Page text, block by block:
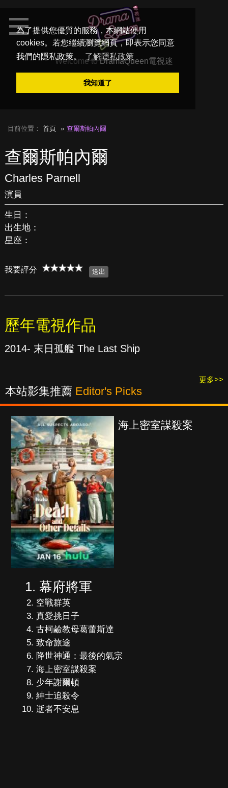
為了提供您優質的服務，本網站使用
cookies。若您繼續瀏覽網頁，即表示您同意
我們的隱私政策。
了解隱私政策
我知道了
Welcome toDramaQueen電視迷
目前位置： 首頁 查爾斯帕內爾
查爾斯帕內爾
Charles Parnell
演員
生日：
出生地：
星座：
我要評分
歷年電視作品
2014- 末日孤艦 The Last Ship
更多>>
本站影集推薦 Editor's Picks
海上密室謀殺案
幕府將軍
空戰群英
真愛挑日子
古柯鹼教母葛蕾斯達
致命旅途
降世神通：最後的氣宗
海上密室謀殺案
少年謝爾頓
紳士追殺令
逝者不安息